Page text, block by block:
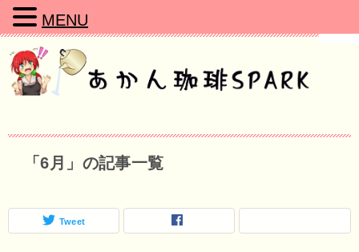
「6月」の記事一覧
Tweet
MENU